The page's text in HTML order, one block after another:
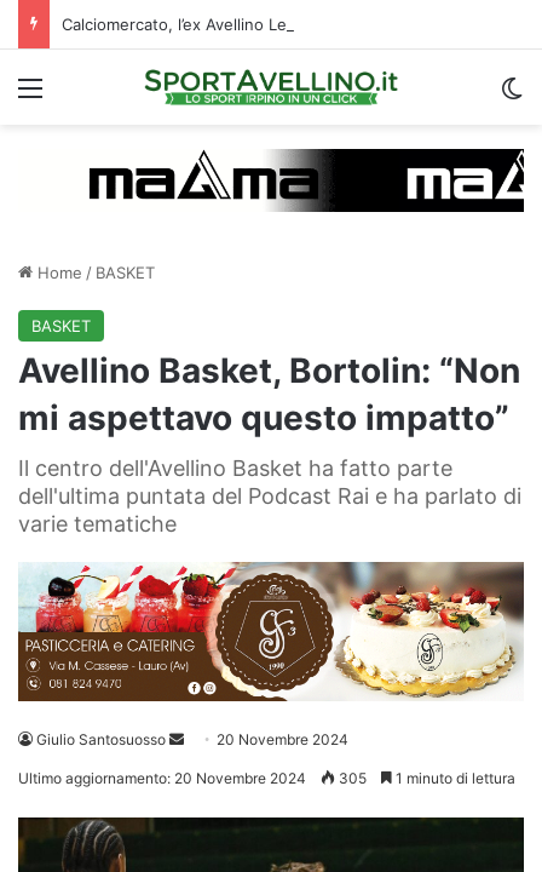
Menu
Home / BASKET
BASKET
Avellino Basket, Bortolin: “Non
mi aspettavo questo impatto”
Il centro dell'Avellino Basket ha fatto parte
dell'ultima puntata del Podcast Rai e ha parlato di
varie tematiche
Giulio Santosuosso
Invia 20 Novembre 2024
Ultimo aggiornamento: 20 Novembre 2024 305 1 minuto di lettura